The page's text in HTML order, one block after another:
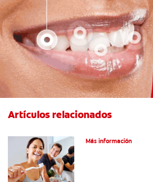
Artículos relacionados
Más información